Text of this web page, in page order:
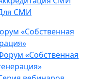
СМИ
«Собственная
«Собственная